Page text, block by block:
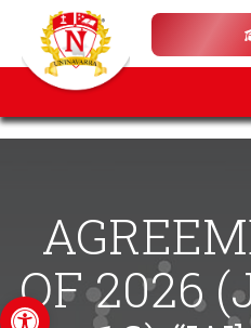
Open toolbar
AGREEMENT 002
OF 2026